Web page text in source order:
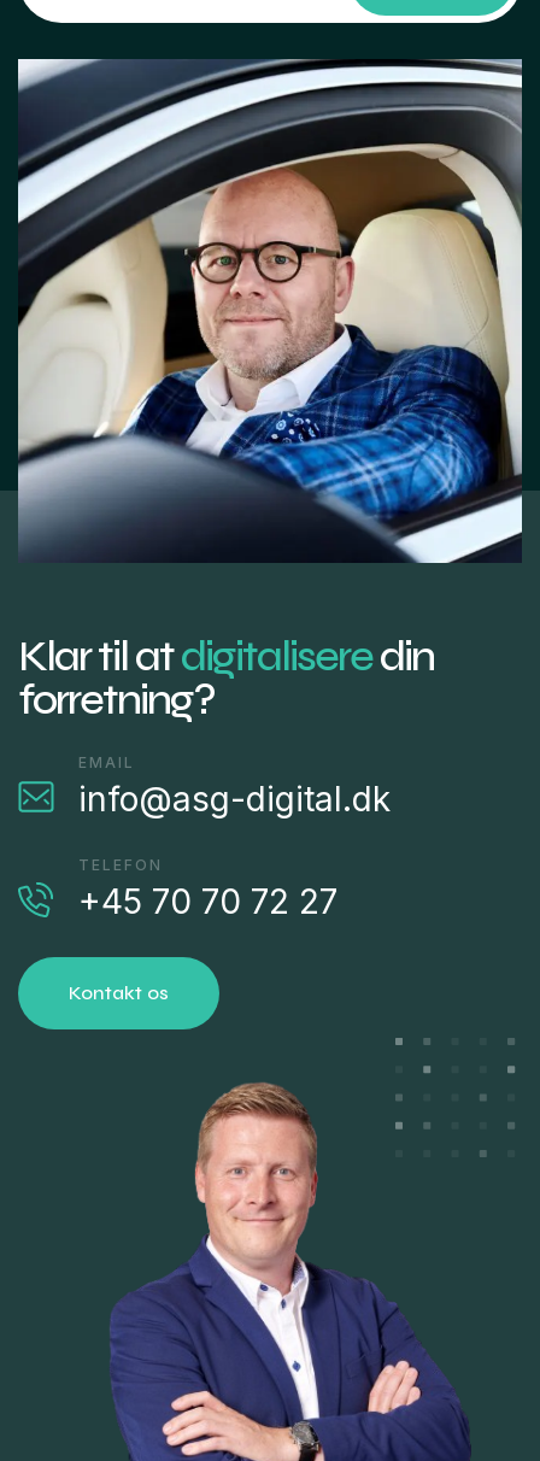
Klar til atdigitaliseredin
forretning?
EMAIL
info@asg-digital.dk
TELEFON
+45 70 70 72 27
Kontakt os